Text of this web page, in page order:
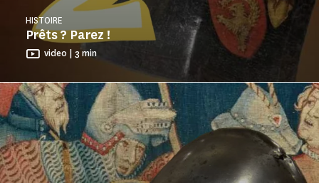
Prêts ? Parez !
HISTOIRE
video | 3 min